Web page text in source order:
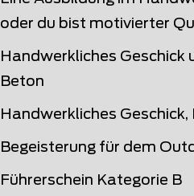
oder du bist motivierter
Handwerkliches Geschick
Beton
Handwerkliches
Begeisterung für dem
Führerschein Kategorie B